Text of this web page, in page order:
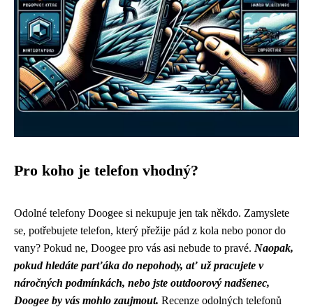
Pro koho je telefon vhodný?
Odolné telefony Doogee si nekupuje jen tak někdo. Zamyslete
se, potřebujete telefon, který přežije pád z kola nebo ponor do
vany? Pokud ne, Doogee pro vás asi nebude to pravé. Naopak,
pokud hledáte parťáka do nepohody, ať už pracujete v
náročných podmínkách, nebo jste outdoorový nadšenec,
Doogee by vás mohlo zaujmout. Recenze odolných telefonů